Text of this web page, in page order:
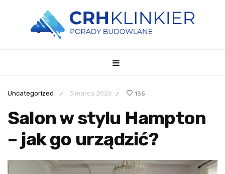
Uncategorized / 3 marca 2026 / 135
Salon w stylu Hampton
– jak go urządzić?